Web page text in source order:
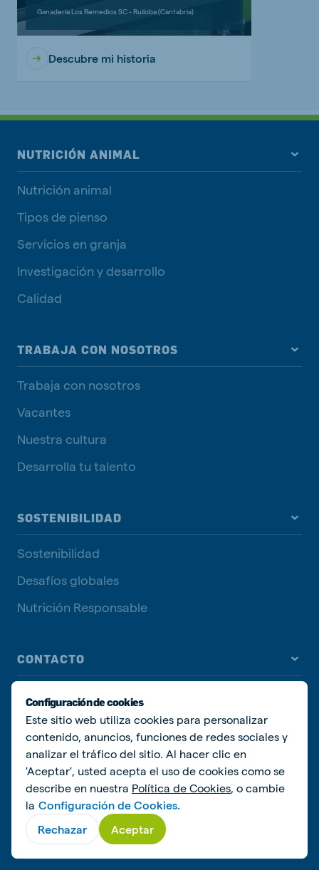
Ganadería Los Remedios SC - Ruiloba (Cantabria)
Descubre mi historia
NUTRICIÓN ANIMAL
Nutrición animal
Tipos de pienso
Servicios en granja
Investigación y desarrollo
Calidad
TRABAJA CON NOSOTROS
Trabaja con nosotros
Vacantes
Nuestra cultura
Desarrolla tu talento
SOSTENIBILIDAD
Sostenibilidad
Desafíos globales
Nutrición Responsable
CONTACTO
Prensa y Medios de Comunicación
REDES SOCIALES
Configuración de cookies
Este sitio web utiliza cookies para personalizar
contenido, anuncios, funciones de redes sociales y
analizar el tráfico del sitio. Al hacer clic en
'Aceptar', usted acepta el uso de cookies como se
describe en nuestra Política de Cookies, o cambie
la Configuración de Cookies.
Rechazar
Aceptar